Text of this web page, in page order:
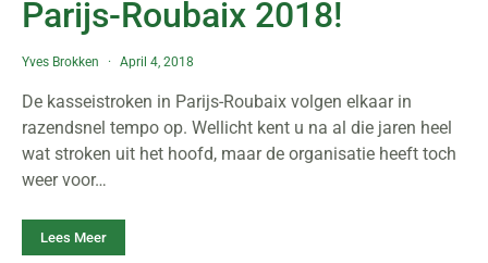
Parijs-Roubaix 2018!
Yves Brokken April 4, 2018
De kasseistroken in Parijs-Roubaix volgen elkaar in
razendsnel tempo op. Wellicht kent u na al die jaren heel
wat stroken uit het hoofd, maar de organisatie heeft toch
weer voor…
Lees Meer